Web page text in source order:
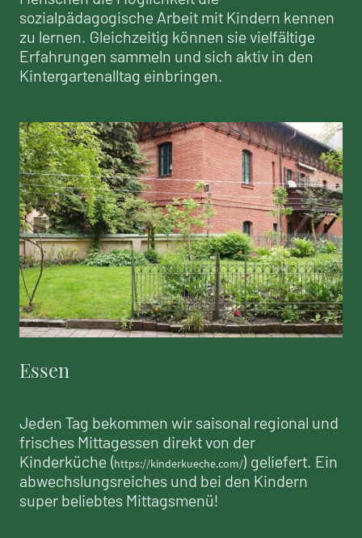
sozialpädagogische Arbeit mit Kindern kennen
zu lernen. Gleichzeitig können sie vielfältige
Erfahrungen sammeln und sich aktiv in den
Kintergartenalltag einbringen.
Essen
Jeden Tag bekommen wir saisonal regional und
frisches Mittagessen direkt von der
Kinderküche (https://kinderkueche.com/) geliefert. Ein
abwechslungsreiches und bei den Kindern
super beliebtes Mittagsmenü!